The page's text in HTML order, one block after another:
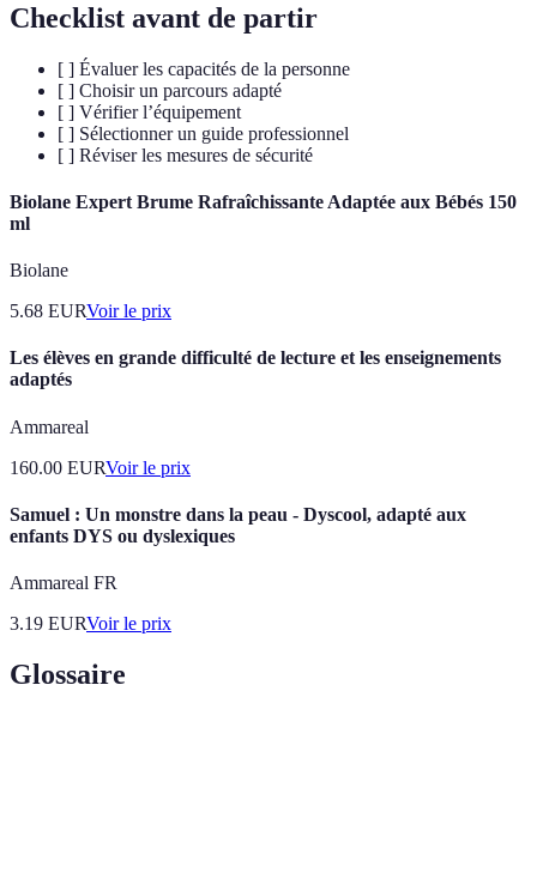
Checklist avant de partir
[ ] Évaluer les capacités de la personne
[ ] Choisir un parcours adapté
[ ] Vérifier l’équipement
[ ] Sélectionner un guide professionnel
[ ] Réviser les mesures de sécurité
Biolane Expert Brume Rafraîchissante Adaptée aux Bébés 150
ml
Biolane
5.68 EURVoir le prix
Les élèves en grande difficulté de lecture et les enseignements
adaptés
Ammareal
160.00 EURVoir le prix
Samuel : Un monstre dans la peau - Dyscool, adapté aux
enfants DYS ou dyslexiques
Ammareal FR
3.19 EURVoir le prix
Glossaire